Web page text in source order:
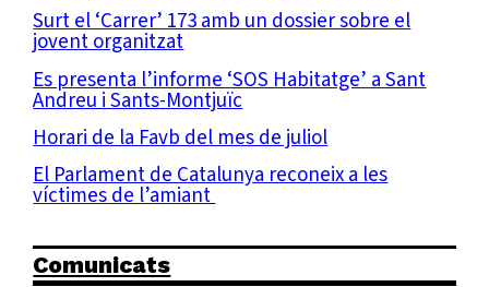
Surt el ‘Carrer’ 173 amb un dossier sobre el
jovent organitzat
Es presenta l’informe ‘SOS Habitatge’ a Sant
Andreu i Sants-Montjuïc
Horari de la Favb del mes de juliol
El Parlament de Catalunya reconeix a les
víctimes de l’amiant
Comunicats